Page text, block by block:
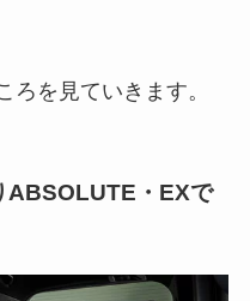
ろを見ていきます。
ABSOLUTE・EXで